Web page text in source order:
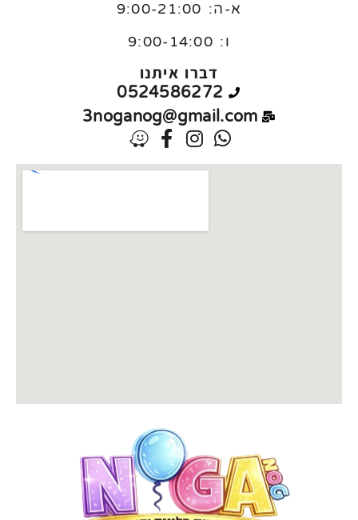
א-ה: 9:00-21:00
ו: 9:00-14:00
דברו איתנו
0524586272
3noganog@gmail.com